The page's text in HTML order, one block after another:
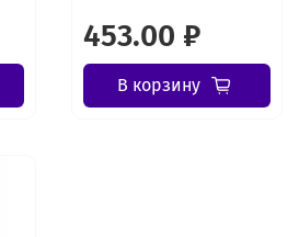
453.00 ₽
В корзину